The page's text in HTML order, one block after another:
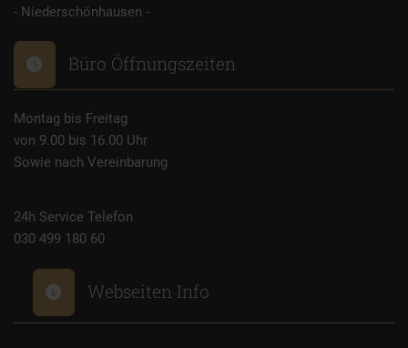
- Niederschönhausen -
Büro Öffnungszeiten
Montag bis Freitag
von 9.00 bis 16.00 Uhr
Sowie nach Vereinbarung
24h Service Telefon
030 499 180 60
Webseiten Info